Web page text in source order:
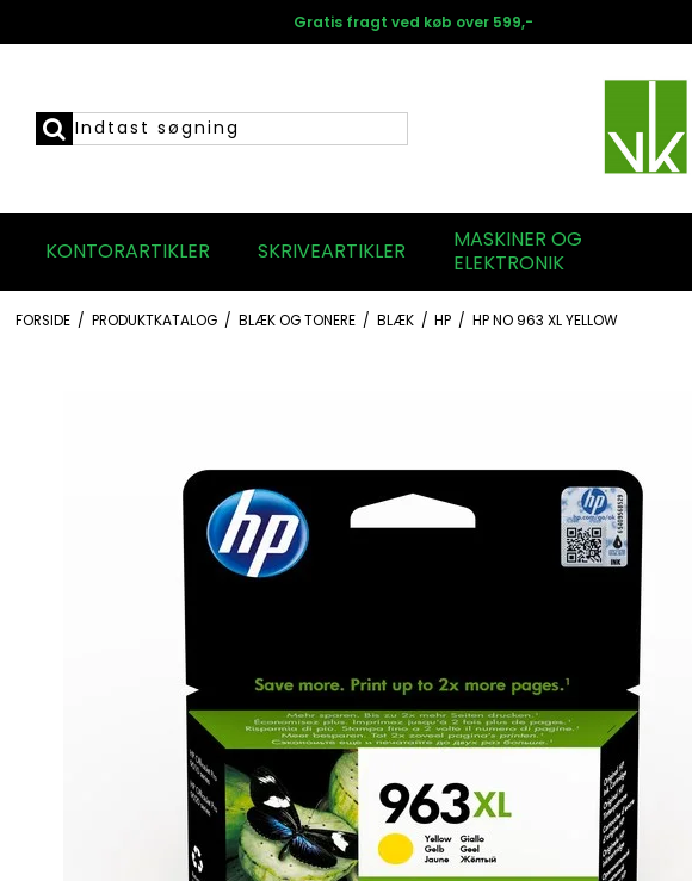
Gratis fragt ved køb over 599,-
KONTORARTIKLER SKRIVEARTIKLER
MASKINER OG
ELEKTRONIK
FORSIDE / PRODUKTKATALOG / BLÆK OG TONERE / BLÆK / HP / HP NO 963 XL YELLOW